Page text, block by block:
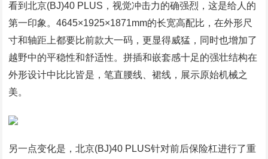
看到北京(BJ)40 PLUS，视觉冲击力的确强烈，这是给人的
第一印象。4645×1925×1871mm的长宽高配比，在外形尺
寸和轴距上都要比前款大一码，更显得威猛，同时也增加了
越野中的平稳性和舒适性。拼插和嵌套感十足的强壮结构在
外形设计中比比皆是，笔直腰线、裙线，展示原始机械之
美。
另一点变化是，北京(BJ)40 PLUS针对前后保险杠进行了重